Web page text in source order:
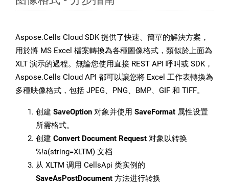
Aspose.Cells Cloud SDK 提供了快速、簡單的解決方案，
用於將 MS Excel 檔案轉換為各種圖像格式，類似於上面為
XLT 演示的過程。無論您使用直接 REST API 呼叫或 SDK，
Aspose.Cells Cloud API 都可以讓您將 Excel 工作表轉換為
多種映像格式，包括 JPEG、PNG、BMP、GIF 和 TIFF。
创建 SaveOption 对象并使用 SaveFormat 属性设置
所需格式。
创建 Convert Document Request 对象以转换
%!a(string=XLTM) 文档
从 XLTM 调用 CellsApi 类实例的
SaveAsPostDocument 方法进行转换